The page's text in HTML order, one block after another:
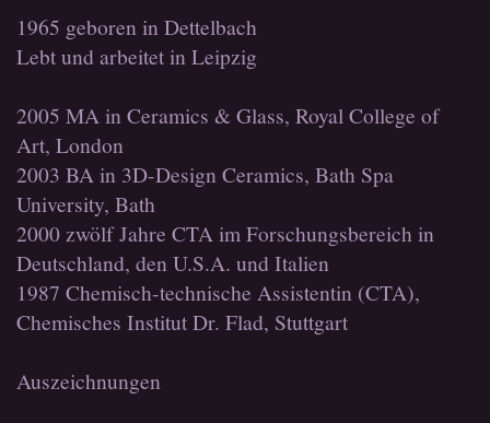
1965 geboren in Dettelbach
Lebt und arbeitet in Leipzig
2005 MA in Ceramics & Glass, Royal College of
Art, London
2003 BA in 3D-Design Ceramics, Bath Spa
University, Bath
2000 zwölf Jahre CTA im Forschungsbereich in
Deutschland, den U.S.A. und Italien
1987 Chemisch-technische Assistentin (CTA),
Chemisches Institut Dr. Flad, Stuttgart
Auszeichnungen